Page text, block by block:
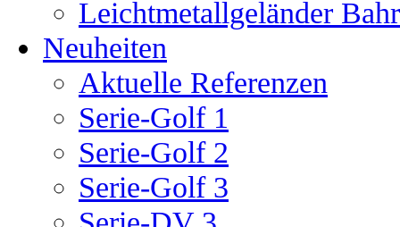
Leichtmetallgeländer
Neuheiten
Aktuelle Referenzen
Serie-Golf 1
Serie-Golf 2
Serie-Golf 3